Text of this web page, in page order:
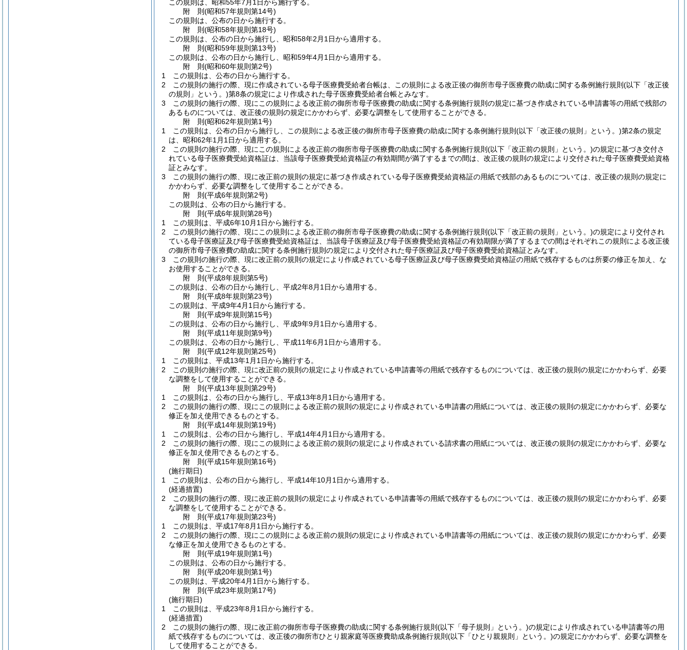
この規則は、昭和55年7月1日から施行する。
附 則(昭和57年規則第14号)
この規則は、公布の日から施行する。
附 則(昭和58年規則第18号)
この規則は、公布の日から施行し、昭和58年2月1日から適用する。
附 則(昭和59年規則第13号)
この規則は、公布の日から施行し、昭和59年4月1日から適用する。
附 則(昭和60年規則第2号)
1
この規則は、公布の日から施行する。
2
この規則の施行の際、現に作成されている母子医療費受給者台帳は、この規則による改正後の御所市母子医療費の助成に関する条例施行規則 (以下「改正後
の規則」という。)第8条の規定により作成された母子医療費受給者台帳とみなす。
3
この規則の施行の際、現にこの規則による改正前の御所市母子医療費の助成に関する条例施行規則の規定に基づき作成されている申請書等の用紙で残部の
あるものについては、改正後の規則の規定にかかわらず、必要な調整をして使用することができる。
附 則(昭和62年規則第1号)
1
この規則は、公布の日から施行し、この規則による改正後の御所市母子医療費の助成に関する条例施行規則 (以下「改正後の規則」という。)第2条の規定
は、昭和62年1月1日から適用する。
2
この規則の施行の際、現にこの規則による改正前の御所市母子医療費の助成に関する条例施行規則 (以下「改正前の規則」という。)の規定に基づき交付さ
れている母子医療費受給資格証は、当該母子医療費受給資格証の有効期間が満了するまでの間は、改正後の規則の規定により交付された母子医療費受給資格
証とみなす。
3
この規則の施行の際、現に改正前の規則の規定に基づき作成されている母子医療費受給資格証の用紙で残部のあるものについては、改正後の規則の規定に
かかわらず、必要な調整をして使用することができる。
附 則(平成6年規則第2号)
この規則は、公布の日から施行する。
附 則(平成6年規則第28号)
1
この規則は、平成6年10月1日から施行する。
2
この規則の施行の際、現にこの規則による改正前の御所市母子医療費の助成に関する条例施行規則 (以下「改正前の規則」という。)の規定により交付され
ている母子医療証及び母子医療費受給資格証は、当該母子医療証及び母子医療費受給資格証の有効期限が満了するまでの間はそれぞれこの規則による改正後
の御所市母子医療費の助成に関する条例施行規則の規定により交付された母子医療証及び母子医療費受給資格証とみなす。
3
この規則の施行の際、現に改正前の規則の規定により作成されている母子医療証及び母子医療費受給資格証の用紙で残存するものは所要の修正を加え、な
お使用することができる。
附 則(平成8年規則第5号)
この規則は、公布の日から施行し、平成2年8月1日から適用する。
附 則(平成8年規則第23号)
この規則は、平成9年4月1日から施行する。
附 則(平成9年規則第15号)
この規則は、公布の日から施行し、平成9年9月1日から適用する。
附 則(平成11年規則第9号)
この規則は、公布の日から施行し、平成11年6月1日から適用する。
附 則(平成12年規則第25号)
1
この規則は、平成13年1月1日から施行する。
2
この規則の施行の際、現に改正前の規則の規定により作成されている申請書等の用紙で残存するものについては、改正後の規則の規定にかかわらず、必要
な調整をして使用することができる。
附 則(平成13年規則第29号)
1
この規則は、公布の日から施行し、平成13年8月1日から適用する。
2
この規則の施行の際、現にこの規則による改正前の規則の規定により作成されている申請書の用紙については、改正後の規則の規定にかかわらず、必要な
修正を加え使用できるものとする。
附 則(平成14年規則第19号)
1
この規則は、公布の日から施行し、平成14年4月1日から適用する。
2
この規則の施行の際、現にこの規則による改正前の規則の規定により作成されている請求書の用紙については、改正後の規則の規定にかかわらず、必要な
修正を加え使用できるものとする。
附 則(平成15年規則第16号)
(施行期日)
1
この規則は、公布の日から施行し、平成14年10月1日から適用する。
(経過措置)
2
この規則の施行の際、現に改正前の規則の規定により作成されている申請書等の用紙で残存するものについては、改正後の規則の規定にかかわらず、必要
な調整をして使用することができる。
附 則(平成17年規則第23号)
1
この規則は、平成17年8月1日から施行する。
2
この規則の施行の際、現にこの規則による改正前の規則の規定により作成されている申請書等の用紙については、改正後の規則の規定にかかわらず、必要
な修正を加え使用できるものとする。
附 則(平成19年規則第1号)
この規則は、公布の日から施行する。
附 則(平成20年規則第1号)
この規則は、平成20年4月1日から施行する。
附 則(平成23年規則第17号)
(施行期日)
1
この規則は、平成23年8月1日から施行する。
(経過措置)
2
この規則の施行の際、現に改正前の御所市母子医療費の助成に関する条例施行規則 (以下「母子規則」という。)の規定により作成されている申請書等の用
紙で残存するものについては、改正後の御所市ひとり親家庭等医療費助成条例施行規則 (以下「ひとり親規則」という。)の規定にかかわらず、必要な調整を
して使用することができる。